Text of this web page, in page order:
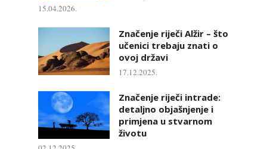
15.04.2026.
Značenje riječi Alžir – što
učenici trebaju znati o
ovoj državi
17.12.2025.
Značenje riječi intrade:
detaljno objašnjenje i
primjena u stvarnom
životu